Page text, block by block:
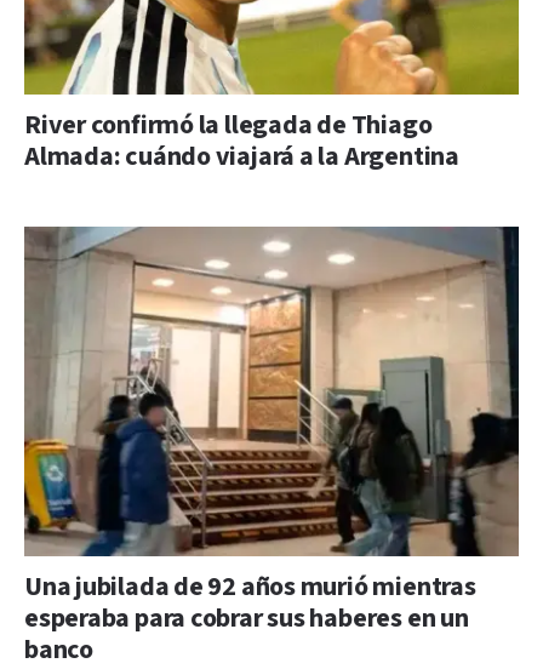
River confirmó la llegada de Thiago
Almada: cuándo viajará a la Argentina
Una jubilada de 92 años murió mientras
esperaba para cobrar sus haberes en un
banco